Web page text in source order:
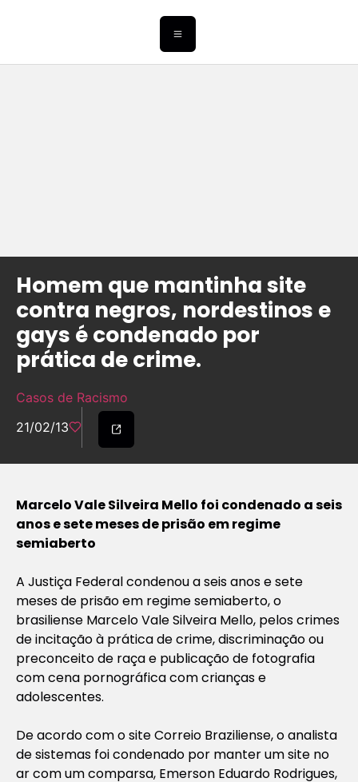
Homem que mantinha site
contra negros, nordestinos e
gays é condenado por
prática de crime.
Casos de Racismo
21/02/13
Marcelo Vale Silveira Mello foi condenado a seis
anos e sete meses de prisão em regime
semiaberto
A Justiça Federal condenou a seis anos e sete
meses de prisão em regime semiaberto, o
brasiliense Marcelo Vale Silveira Mello, pelos crimes
de incitação à prática de crime, discriminação ou
preconceito de raça e publicação de fotografia
com cena pornográfica com crianças e
adolescentes.
De acordo com o site Correio Braziliense, o analista
de sistemas foi condenado por manter um site no
ar com um comparsa, Emerson Eduardo Rodrigues,